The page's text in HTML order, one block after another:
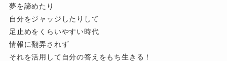
夢を諦めたり
自分をジャッジしたりして
足止めをくらいやすい時代
情報に翻弄されず
それを活用して自分の答えをもち生きる！